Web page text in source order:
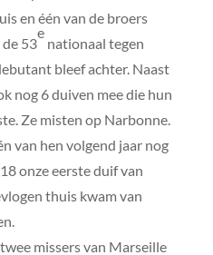
en één van de broers
53
e
nationaal tegen
bleef achter. Naast
nog 6 duiven mee die hun
Ze misten op Narbonne.
van hen volgend jaar nog
onze eerste duif van
thuis kwam van
missers van Marseille